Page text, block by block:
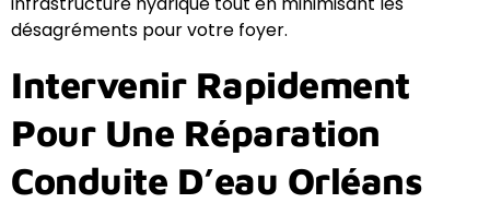
désagréments pour votre foyer.
Intervenir Rapidement
Pour Une Réparation
Conduite D’eau Orléans